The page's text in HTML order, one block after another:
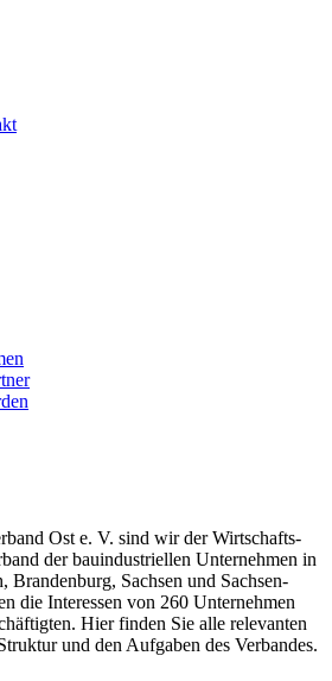
Ost e. V. sind wir der Wirtschafts-
der bauindustriellen Unternehmen in
Brandenburg, Sachsen und Sachsen-
die Interessen von 260 Unternehmen
Hier finden Sie alle relevanten
und den Aufgaben des Verbandes.